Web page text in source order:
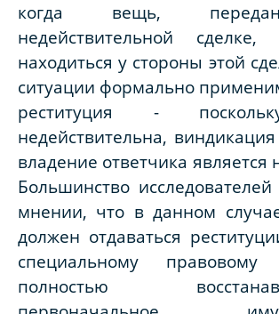
когда вещь,
недействительной сделке,
находиться у стороны этой
ситуации формально
реституция -
недействительна,
владение ответчика является
Большинство исследователей
мнении, что в данном
должен отдаваться
специальному правовому
полностью